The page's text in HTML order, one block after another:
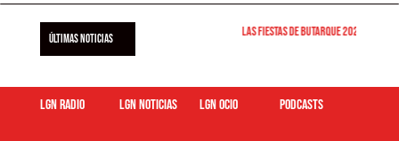
ÚLTIMAS NOTICIAS Las Fiestas de Butarque 2026
LGN Radio LGN Noticias LGN ocio podcasts